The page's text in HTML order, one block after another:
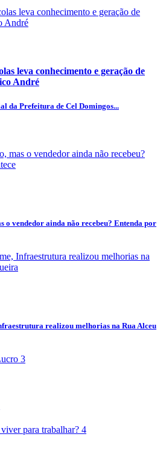
leva conhecimento e geração de
André
da Prefeitura de Cel Domingos...
o vendedor ainda não recebeu? Entenda por
realizou melhorias na Rua Alceu
3
4